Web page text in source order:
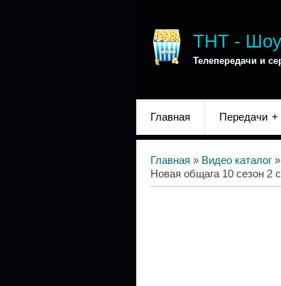
ТНТ - Шоу
Телепередачи и
Главная Передачи
Главная » Видео каталог »
Новая общага 10 сезон 2